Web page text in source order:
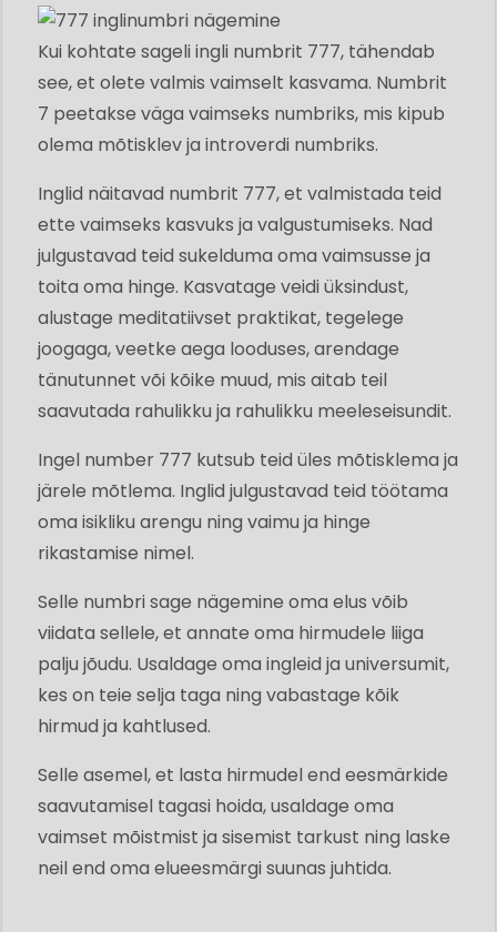
Kui kohtate sageli ingli numbrit 777, tähendab
see, et olete valmis vaimselt kasvama. Numbrit
7 peetakse väga vaimseks numbriks, mis kipub
olema mõtisklev ja introverdi numbriks.
Inglid näitavad numbrit 777, et valmistada teid
ette vaimseks kasvuks ja valgustumiseks. Nad
julgustavad teid sukelduma oma vaimsusse ja
toita oma hinge. Kasvatage veidi üksindust,
alustage meditatiivset praktikat, tegelege
joogaga, veetke aega looduses, arendage
tänutunnet või kõike muud, mis aitab teil
saavutada rahulikku ja rahulikku meeleseisundit.
Ingel number 777 kutsub teid üles mõtisklema ja
järele mõtlema. Inglid julgustavad teid töötama
oma isikliku arengu ning vaimu ja hinge
rikastamise nimel.
Selle numbri sage nägemine oma elus võib
viidata sellele, et annate oma hirmudele liiga
palju jõudu. Usaldage oma ingleid ja universumit,
kes on teie selja taga ning vabastage kõik
hirmud ja kahtlused.
Selle asemel, et lasta hirmudel end eesmärkide
saavutamisel tagasi hoida, usaldage oma
vaimset mõistmist ja sisemist tarkust ning laske
neil end oma elueesmärgi suunas juhtida.